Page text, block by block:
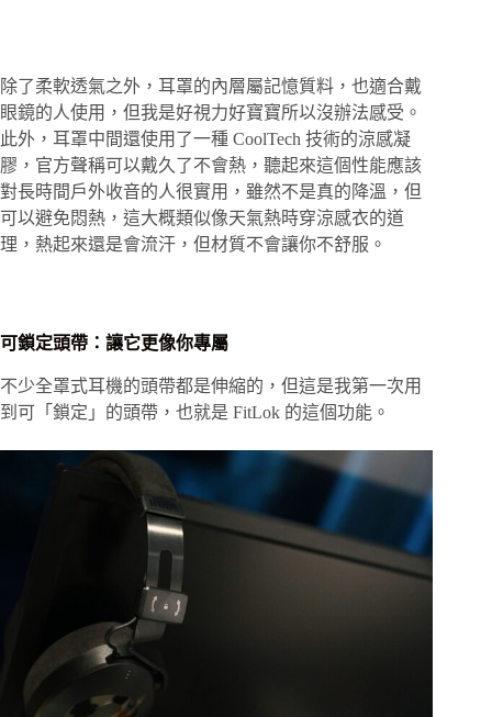
除了柔軟透氣之外，耳罩的內層屬記憶質料，也適合戴
眼鏡的人使用，但我是好視力好寶寶所以沒辦法感受。
此外，耳罩中間還使用了一種 CoolTech 技術的涼感凝
膠，官方聲稱可以戴久了不會熱，聽起來這個性能應該
對長時間戶外收音的人很實用，雖然不是真的降溫，但
可以避免悶熱，這大概類似像天氣熱時穿涼感衣的道
理，熱起來還是會流汗，但材質不會讓你不舒服。
可鎖定頭帶：讓它更像你專屬
不少全罩式耳機的頭帶都是伸縮的，但這是我第一次用
到可「鎖定」的頭帶，也就是 FitLok 的這個功能。